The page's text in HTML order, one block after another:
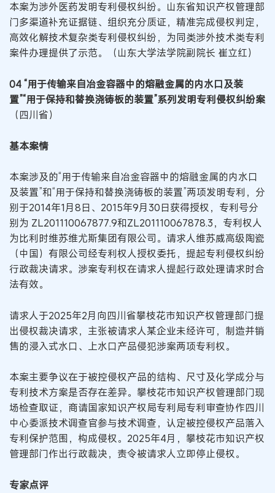
本案为涉外医药发明专利侵权纠纷。山东省知识产权管理部
门多渠道补充证据链、组织充分质证，精准完成侵权判定，
高效化解技术复杂类专利侵权纠纷，为同类涉外技术类专利
案件办理提供了示范。（山东大学法学院副院长 崔立红）
04 “用于传输来自冶金容器中的熔融金属的内水口及装
置”“用于保持和替换浇铸板的装置”系列发明专利侵权纠纷案
（四川省）
基本案情
本案涉及的“用于传输来自冶金容器中的熔融金属的内水口
及装置”和“用于保持和替换浇铸板的装置”两项发明专利，分
别于2014年1月8日、2015年9月30日获得授权，专利号分
别为 ZL201110067877.9和ZL201110067878.3，专利权人
为比利时维苏维尤斯集团有限公司。请求人维苏威高级陶瓷
（中国）有限公司经专利权人授权委托，提起专利侵权纠纷
行政裁决请求。涉案专利权在请求人提起行政处理请求时合
法有效。
请求人于2025年2月向四川省攀枝花市知识产权管理部门提
出侵权裁决请求，主张被请求人某企业未经许可，制造并销
售的浸入式水口、上水口产品侵犯涉案两项专利权。
本案主要争议在于被控侵权产品的结构、尺寸及化学成分与
专利技术方案是否存在差异。攀枝花市知识产权管理部门现
场检查取证，商请国家知识产权局专利局专利审查协作四川
中心委派技术调查官参与技术调查，认定被控侵权产品落入
专利保护范围，构成侵权。2025年4月，攀枝花市知识产权
管理部门作出行政裁决，责令被请求人立即停止侵权。
专家点评